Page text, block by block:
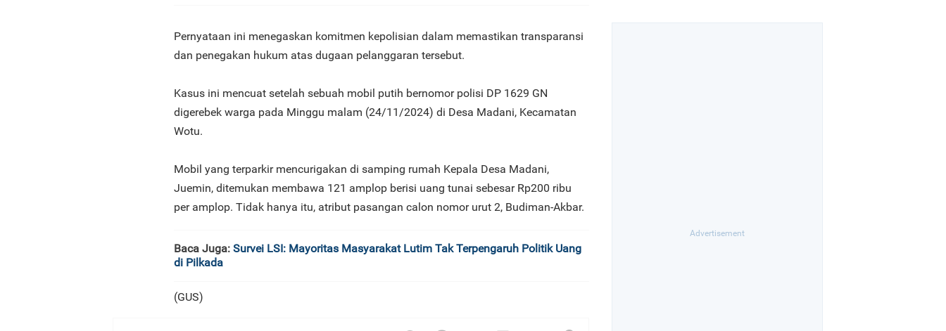
Pernyataan ini menegaskan komitmen kepolisian dalam memastikan transparansi
dan penegakan hukum atas dugaan pelanggaran tersebut.
Kasus ini mencuat setelah sebuah mobil putih bernomor polisi DP 1629 GN
digerebek warga pada Minggu malam (24/11/2024) di Desa Madani, Kecamatan
Wotu.
Mobil yang terparkir mencurigakan di samping rumah Kepala Desa Madani,
Juemin, ditemukan membawa 121 amplop berisi uang tunai sebesar Rp200 ribu
per amplop. Tidak hanya itu, atribut pasangan calon nomor urut 2, Budiman-Akbar.
Baca Juga: Survei LSI: Mayoritas Masyarakat Lutim Tak Terpengaruh Politik Uang
di Pilkada
(GUS)